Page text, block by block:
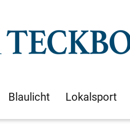
Blaulicht Lokalsport